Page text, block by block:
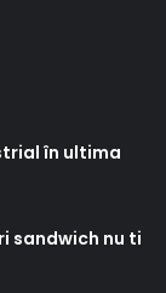
în ultima
sandwich nu ti